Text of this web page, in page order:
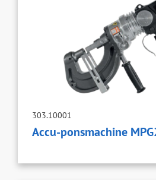
303.10001
Accu-ponsmachine